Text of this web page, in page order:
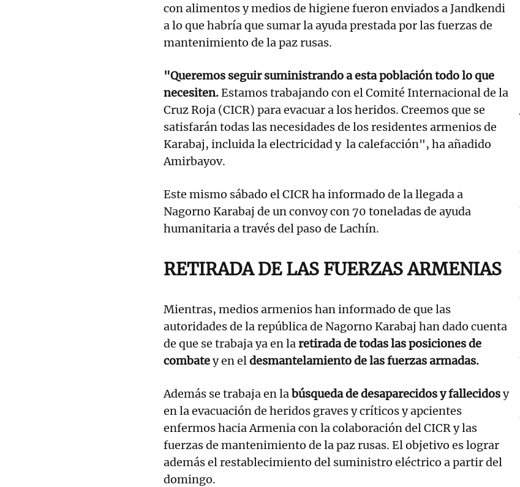
con alimentos y medios de higiene fueron enviados a Jandkendi
a lo que habría que sumar la ayuda prestada por las fuerzas de
mantenimiento de la paz rusas.
"Queremos seguir suministrando a esta población todo lo que
necesiten.Estamos trabajando con el Comité Internacional de la
Cruz Roja (CICR) para evacuar a los heridos. Creemos que se
satisfarán todas las necesidades de los residentes armenios de
Karabaj, incluida la electricidad y la calefacción", ha añadido
Amirbayov.
Este mismo sábado el CICR ha informado de la llegada a
Nagorno Karabaj de un convoy con 70 toneladas de ayuda
humanitaria a través del paso de Lachín.
RETIRADA DE LAS FUERZAS ARMENIAS
Mientras, medios armenios han informado de que las
autoridades de la república de Nagorno Karabaj han dado cuenta
de que se trabaja ya en laretirada de todas las posiciones de
combatey en eldesmantelamiento de las fuerzas armadas.
Además se trabaja en labúsqueda de desaparecidos y fallecidosy
en la evacuación de heridos graves y críticos y apcientes
enfermos hacia Armenia con la colaboración del CICR y las
fuerzas de mantenimiento de la paz rusas. El objetivo es lograr
además el restablecimiento del suministro eléctrico a partir del
domingo.